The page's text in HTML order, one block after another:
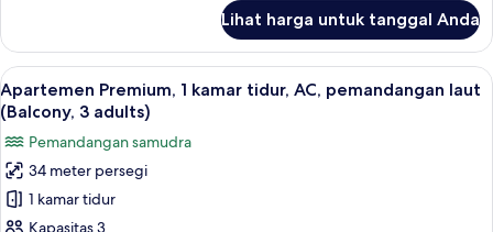
2
adults+
1
child)
Apartemen
Premium,
1
kamar
tidur,
AC,
pemandangan
laut
(Balcony,
2
Lihat harga untuk tanggal Anda
Lihat
semua
foto
untuk
Apartemen
Premium,
Brankas, Wi-Fi gratis, dan seprai linen
12
Apartemen Premium, 1 kamar tidur, AC, pemandangan laut
(Balcony, 3 adults)
Pemandangan samudra
34 meter persegi
1 kamar tidur
Kapasitas 3